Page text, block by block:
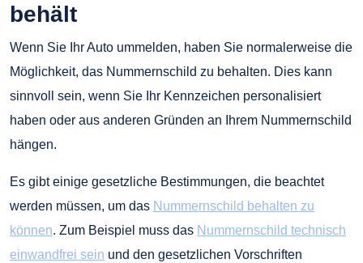
behält
Wenn Sie Ihr Auto ummelden, haben Sie normalerweise die
Möglichkeit, das Nummernschild zu behalten. Dies kann
sinnvoll sein, wenn Sie Ihr Kennzeichen personalisiert
haben oder aus anderen Gründen an Ihrem Nummernschild
hängen.
Es gibt einige gesetzliche Bestimmungen, die beachtet
werden müssen, um das Nummernschild behalten zu
können. Zum Beispiel muss das Nummernschild technisch
einwandfrei sein und den gesetzlichen Vorschriften